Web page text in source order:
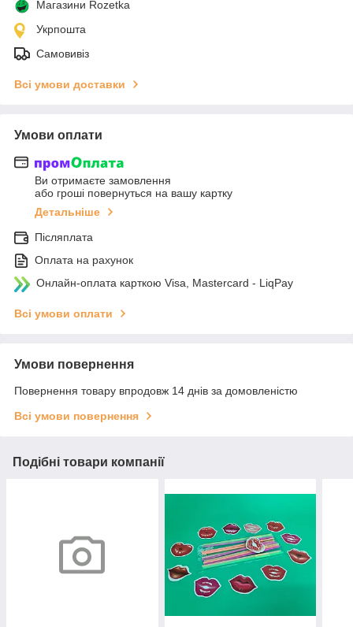
Магазини Rozetka
Укрпошта
Самовивіз
Всі умови доставки
Умови оплати
Ви отримаєте замовлення
або гроші повернуться на вашу картку
Детальніше
Післяплата
Оплата на рахунок
Онлайн-оплата карткою Visa, Mastercard - LiqPay
Всі умови оплати
Умови повернення
Повернення товару впродовж 14 днів за домовленістю
Всі умови повернення
Подібні товари компанії